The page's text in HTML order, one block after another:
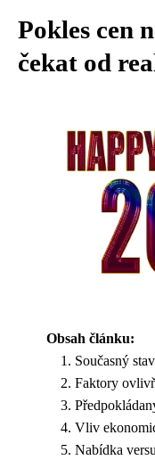
Pokles cen
čekat od
Obsah článku:
Současný
Faktory
Vliv
Nabídka